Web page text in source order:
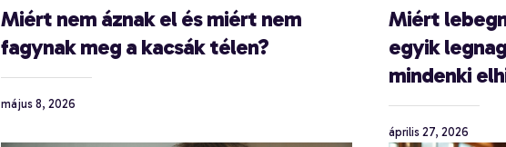
Miért nem áznak el és miért nem
fagynak meg a kacsák télen?
május 8, 2026
Miért
egyik
mindenki
április 27, 2026